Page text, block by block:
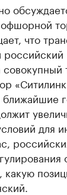
что
ближайшие
для
какую